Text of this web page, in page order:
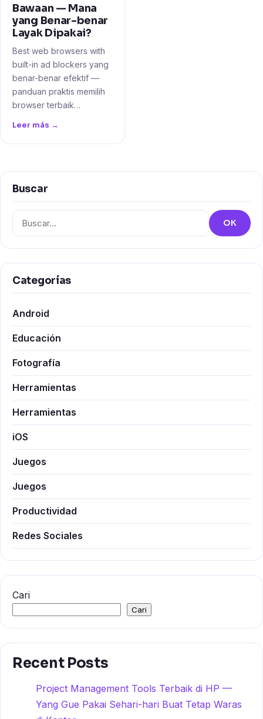
Bawaan — Mana
yang Benar-benar
Layak Dipakai?
Best web browsers with
built-in ad blockers yang
benar-benar efektif —
panduan praktis memilih
browser terbaik…
Leer más →
Buscar
Buscar:
OK
Categorías
Android
Educación
Fotografía
Herramientas
Herramientas
iOS
Juegos
Juegos
Productividad
Redes Sociales
Cari
Cari
Recent Posts
Project Management Tools Terbaik di HP —
Yang Gue Pakai Sehari-hari Buat Tetap Waras